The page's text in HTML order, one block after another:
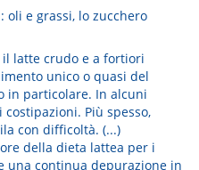
oli e grassi, lo zucchero
il latte crudo e a fortiori
unico o quasi del
in particolare. In alcuni
Più spesso,
con difficoltà. (...)
della dieta lattea per i
una continua depurazione in